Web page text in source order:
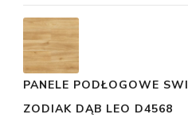
PANELE PODŁOGOWE
ZODIAK DĄB LEO D4568